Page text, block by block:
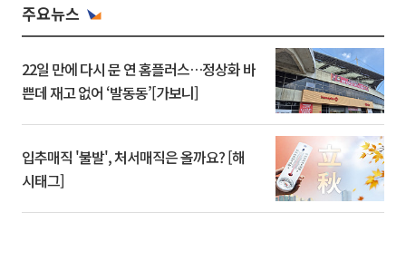
주요뉴스
22일 만에 다시 문 연 홈플러스…정상화 바
쁜데 재고 없어 ‘발동동’[가보니]
입추매직 '불발', 처서매직은 올까요? [해
시태그]